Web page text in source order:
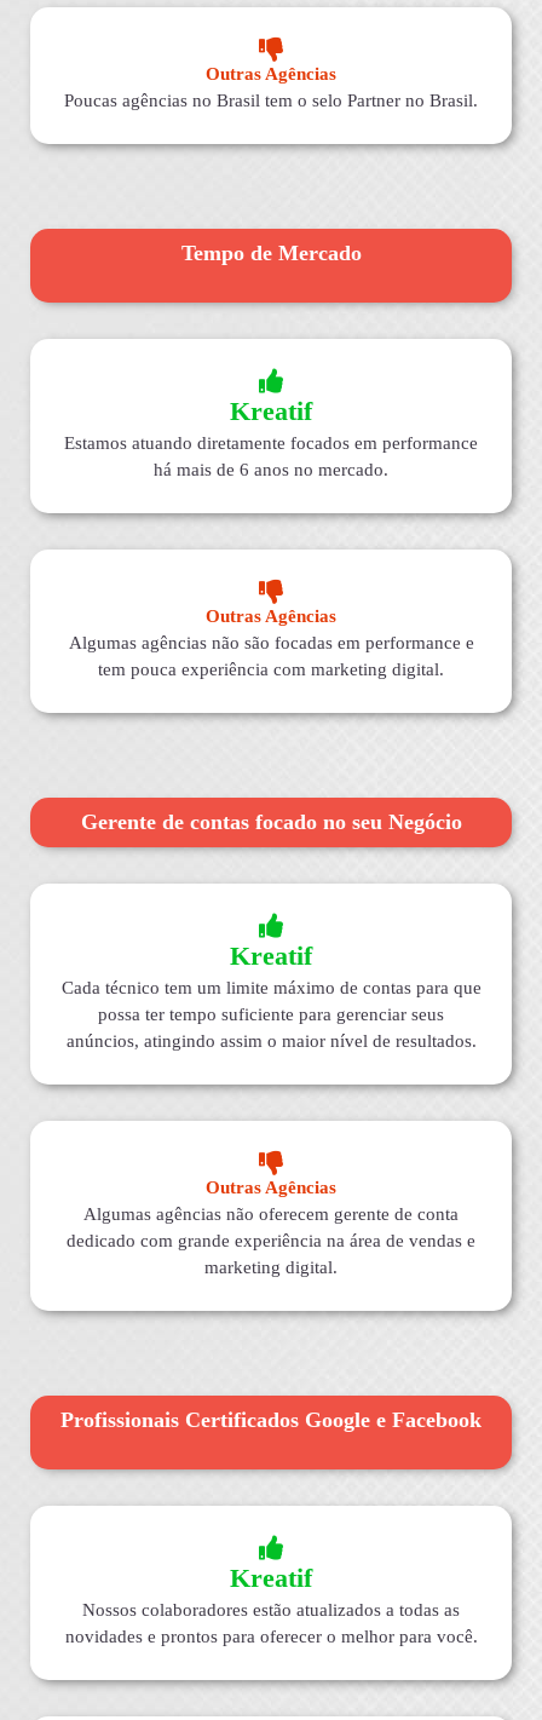
Outras Agências
Poucas agências no Brasil tem o selo Partner no Brasil.
Tempo de Mercado
Kreatif
Estamos atuando diretamente focados em performance
há mais de 6 anos no mercado.
Outras Agências
Algumas agências não são focadas em performance e
tem pouca experiência com marketing digital.
Gerente de contas focado no seu Negócio
Kreatif
Cada técnico tem um limite máximo de contas para que
possa ter tempo suficiente para gerenciar seus
anúncios, atingindo assim o maior nível de resultados.
Outras Agências
Algumas agências não oferecem gerente de conta
dedicado com grande experiência na área de vendas e
marketing digital.
Profissionais Certificados Google e Facebook
Kreatif
Nossos colaboradores estão atualizados a todas as
novidades e prontos para oferecer o melhor para você.